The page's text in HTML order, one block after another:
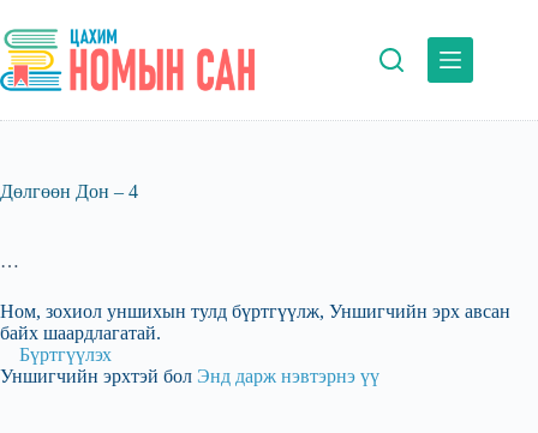
to
content
Дөлгөөн Дон – 4
…
Ном, зохиол уншихын тулд бүртгүүлж, Уншигчийн эрх авсан
байх шаардлагатай.
Бүртгүүлэх
Уншигчийн эрхтэй бол Энд дарж нэвтэрнэ үү